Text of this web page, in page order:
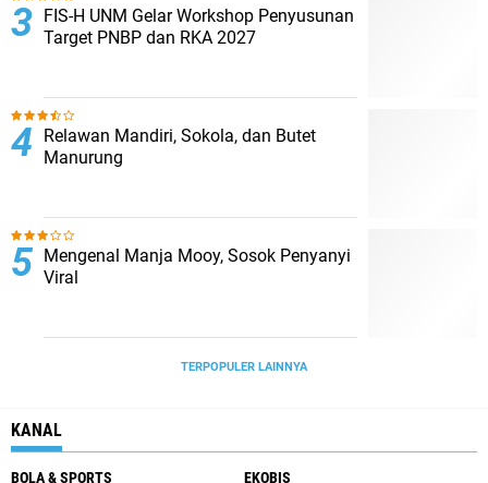
FIS-H UNM Gelar Workshop Penyusunan
Target PNBP dan RKA 2027
Relawan Mandiri, Sokola, dan Butet
Manurung
Mengenal Manja Mooy, Sosok Penyanyi
Viral
TERPOPULER LAINNYA
KANAL
BOLA & SPORTS EKOBIS